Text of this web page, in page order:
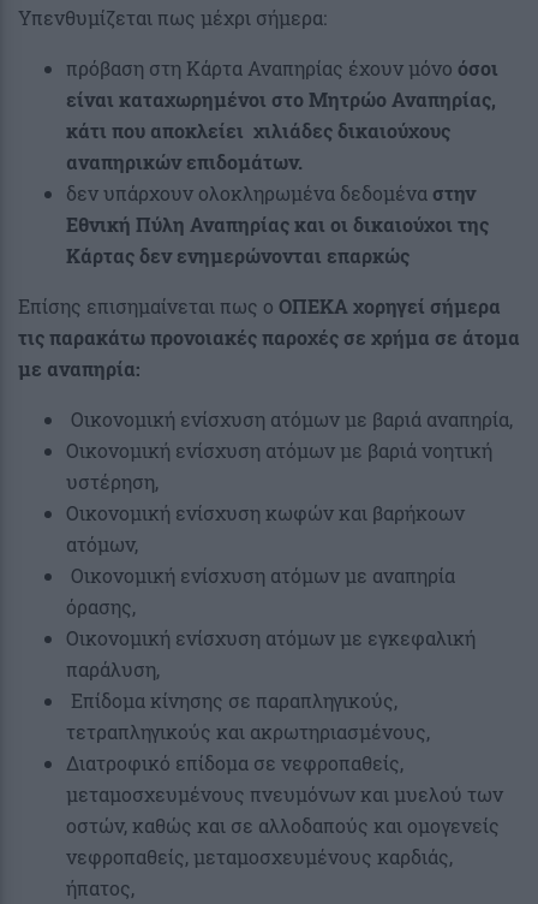
Υπενθυμίζεται πως μέχρι σήμερα:
πρόβαση στη Κάρτα Αναπηρίας έχουν μόνο όσοι
είναι καταχωρημένοι στο Μητρώο Αναπηρίας,
κάτι που αποκλείει χιλιάδες δικαιούχους
αναπηρικών επιδομάτων.
δεν υπάρχουν ολοκληρωμένα δεδομένα στην
Εθνική Πύλη Αναπηρίας και οι δικαιούχοι της
Κάρτας δεν ενημερώνονται επαρκώς
Επίσης επισημαίνεται πως ο ΟΠΕΚΑ χορηγεί σήμερα
τις παρακάτωπρονοιακές παροχές σε χρήμα σε άτομα
με αναπηρία:
Οικονομική ενίσχυση ατόμων με βαριά αναπηρία,
Οικονομική ενίσχυση ατόμων με βαριά νοητική
υστέρηση,
Οικονομική ενίσχυση κωφών και βαρήκοων
ατόμων,
Οικονομική ενίσχυση ατόμων με αναπηρία
όρασης,
Οικονομική ενίσχυση ατόμων με εγκεφαλική
παράλυση,
Eπίδομα κίνησης σε παραπληγικούς,
τετραπληγικούς και ακρωτηριασμένους,
Διατροφικό επίδομα σε νεφροπαθείς,
μεταμοσχευμένους πνευμόνων και μυελού των
οστών, καθώς και σε αλλοδαπούς και ομογενείς
νεφροπαθείς, μεταμοσχευμένους καρδιάς,
ήπατος,